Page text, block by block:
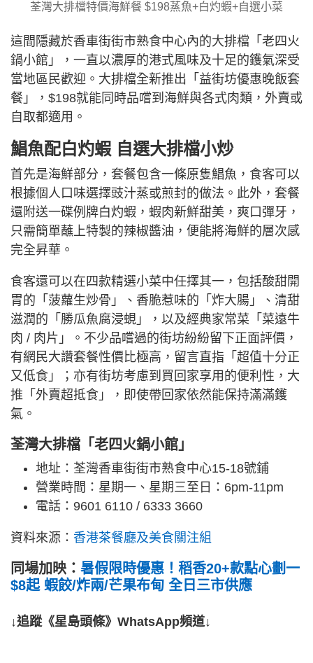
荃灣大排檔特價海鮮餐 $198蒸魚+白灼蝦+自選小菜
這間隱藏於香車街街市熟食中心內的大排檔「老四火
鍋小館」，一直以濃厚的港式風味及十足的鑊氣深受
當地區民歡迎。大排檔全新推出「益街坊優惠晚飯套
餐」，$198就能同時品嚐到海鮮與各式肉類，外賣或
自取都適用。
鯧魚配白灼蝦 自選大排檔小炒
首先是海鮮部分，套餐包含一條原隻鯧魚，食客可以
根據個人口味選擇豉汁蒸或煎封的做法。此外，套餐
還附送一碟例牌白灼蝦，蝦肉新鮮甜美，爽口彈牙，
只需簡單蘸上特製的辣椒醬油，便能將海鮮的層次感
完全昇華。
食客還可以在四款精選小菜中任擇其一，包括酸甜開
胃的「菠蘿生炒骨」、香脆惹味的「炸大腸」、清甜
滋潤的「勝瓜魚腐浸蜆」，以及經典家常菜「菜遠牛
肉 / 肉片」。不少品嚐過的街坊紛紛留下正面評價，
有網民大讚套餐性價比極高，留言直指「超值十分正
又低食」；亦有街坊考慮到買回家享用的便利性，大
推「外賣超抵食」，即使帶回家依然能保持滿滿鑊
氣。
荃灣大排檔「老四火鍋小館」
地址：荃灣香車街街市熟食中心15-18號鋪
營業時間：星期一、星期三至日：6pm-11pm
電話：9601 6110 / 6333 3660
資料來源： 香港茶餐廳及美食關注組
同場加映： 暑假限時優惠！稻香20+款點心劃一
$8起 蝦餃/炸兩/芒果布甸 全日三市供應
↓追蹤《星島頭條》WhatsApp頻道↓